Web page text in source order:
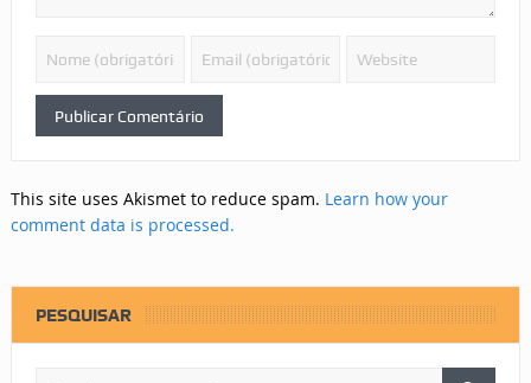
This site uses Akismet to reduce spam. Learn how your
comment data is processed.
PESQUISAR